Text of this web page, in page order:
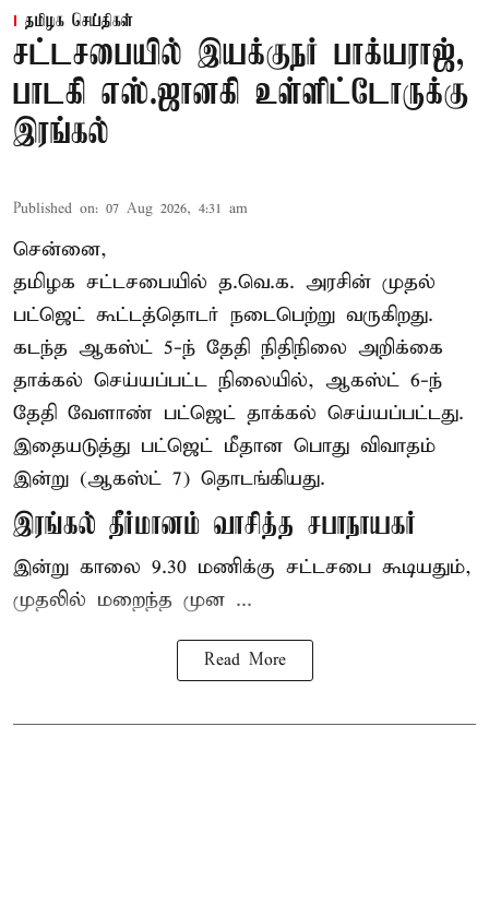
தமிழக செய்திகள்
சட்டசபையில் இயக்குநர் பாக்யராஜ்,
பாடகி எஸ்.ஜானகி உள்ளிட்டோருக்கு
இரங்கல்
Published on: 07 Aug 2026, 4:31 am
சென்னை,
தமிழக சட்டசபையில் த.வெ.க. அரசின் முதல்
பட்ஜெட் கூட்டத்தொடர் நடைபெற்று வருகிறது.
கடந்த ஆகஸ்ட் 5-ந் தேதி நிதிநிலை அறிக்கை
தாக்கல் செய்யப்பட்ட நிலையில், ஆகஸ்ட் 6-ந்
தேதி வேளாண் பட்ஜெட் தாக்கல் செய்யப்பட்டது.
இதையடுத்து பட்ஜெட் மீதான பொது விவாதம்
இன்று (ஆகஸ்ட் 7) தொடங்கியது.
இரங்கல் தீர்மானம் வாசித்த சபாநாயகர்
இன்று காலை 9.30 மணிக்கு சட்டசபை கூடியதும்,
முதலில் மறைந்த முன ...
Read More